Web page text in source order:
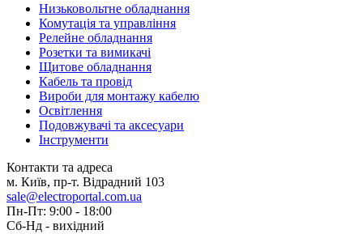
Низьковольтне обладнання
Комутація та управління
Релейне обладнання
Розетки та вимикачі
Щитове обладнання
Кабель та провід
Вироби для монтажу кабелю
Освітлення
Подовжувачі та аксесуари
Інструменти
Контакти та адреса
м. Київ, пр-т. Відрадний 103
sale@electroportal.com.ua
Пн-Пт: 9:00 - 18:00
Сб-Нд - вихідний